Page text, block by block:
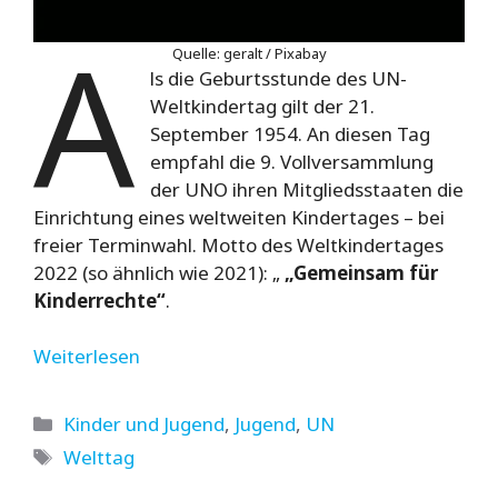
Quelle: geralt / Pixabay
A
ls die Geburtsstunde des UN-
Weltkindertag gilt der 21.
September 1954. An diesen Tag
empfahl die 9. Vollversammlung
der UNO ihren Mitgliedsstaaten die
Einrichtung eines weltweiten Kindertages – bei
freier Terminwahl. Motto des Weltkindertages
2022 (so ähnlich wie 2021): „ „Gemeinsam für
Kinderrechte“.
Weiterlesen
Kategorien
Kinder und Jugend, Jugend, UN
Schlagwörter
Welttag